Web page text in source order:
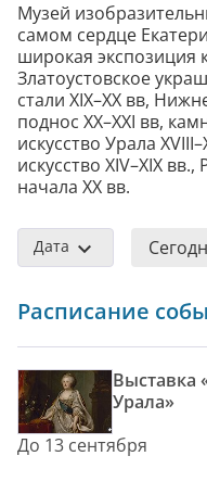
Музей
самом сердце
широкая экспозиция
Златоустовское
стали XIX–XX вв,
поднос XX–XXI вв,
искусство Урала
искусство XIV–XIX вв.,
начала XX вв.
Дата
Расписание
Выставка
Урала»
До 13 сентября